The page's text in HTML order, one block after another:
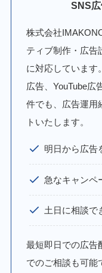
SNS広
株式会社
ティブ制作・広告
に対応しています
広告、YouTube広
件でも、広告運用
トいたします。
明日から広告
急なキャンペ
土日に相談で
最短即日での広告
でのご相談も可能